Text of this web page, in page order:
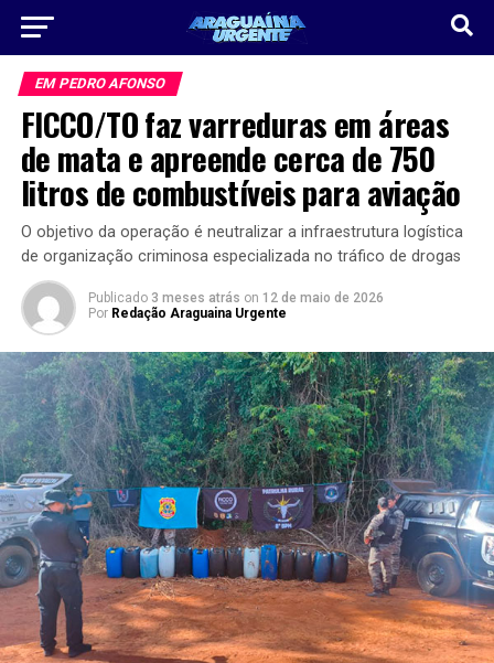
EM PEDRO AFONSO
FICCO/TO faz varreduras em áreas
de mata e apreende cerca de 750
litros de combustíveis para aviação
O objetivo da operação é neutralizar a infraestrutura logística
de organização criminosa especializada no tráfico de drogas
Publicado 3 meses atrás on 12 de maio de 2026
Por Redação Araguaina Urgente